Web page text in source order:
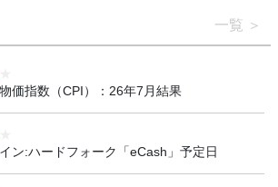
一覧
価指数（CPI）：26年7月結果
ン:ハードフォーク「eCash」予定日